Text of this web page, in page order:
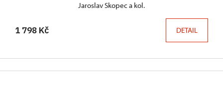
Jaroslav Skopec a kol.
1 798 Kč DETAIL